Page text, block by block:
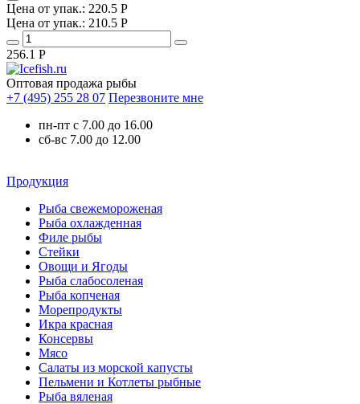
Цена от упак.: 220.5 P
Цена от упак.: 210.5 P
256.1 Р
Оптовая продажа рыбы
+7 (495) 255 28 07 Перезвоните мне
пн-пт с 7.00 до 16.00
сб-вс 7.00 до 12.00
Продукция
Рыба свежемороженая
Рыба охлажденная
Филе рыбы
Стейки
Овощи и Ягоды
Рыба слабосоленая
Рыба копченая
Морепродукты
Икра красная
Консервы
Мясо
Салаты из морской капусты
Пельмени и Котлеты рыбные
Рыба вяленая